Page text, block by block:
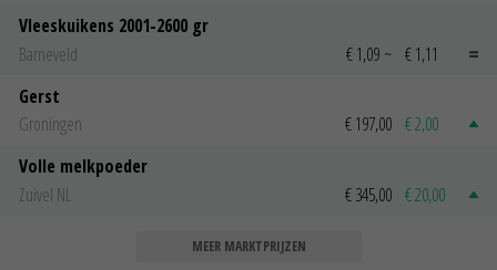
Vleeskuikens 2001-2600 gr
Barneveld
€ 1,09 ~ € 1,11
Gerst
Groningen
€ 197,00 € 2,00
Volle melkpoeder
Zuivel NL
€ 345,00 € 20,00
MEER MARKTPRIJZEN